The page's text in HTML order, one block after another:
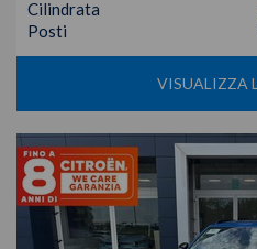
Cilindrata
Posti
VISUALIZZA